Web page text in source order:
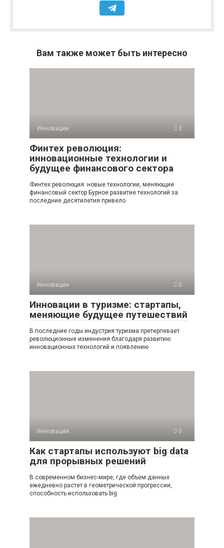
Вам также может быть интересно
Инновации 0
Финтех революция:
инновационные технологии и
будущее финансового сектора
Финтех революция: новые технологии, меняющие
финансовый сектор Бурное развитие технологий за
последние десятилетия привело
Инновации 0
Инновации в туризме: стартапы,
меняющие будущее путешествий
В последние годы индустрия туризма претерпевает
революционные изменения благодаря развитию
инновационных технологий и появлению
Инновации 0
Как стартапы используют big data
для прорывных решений
В современном бизнес-мире, где объем данных
ежедневно растет в геометрической прогрессии,
способность использовать big